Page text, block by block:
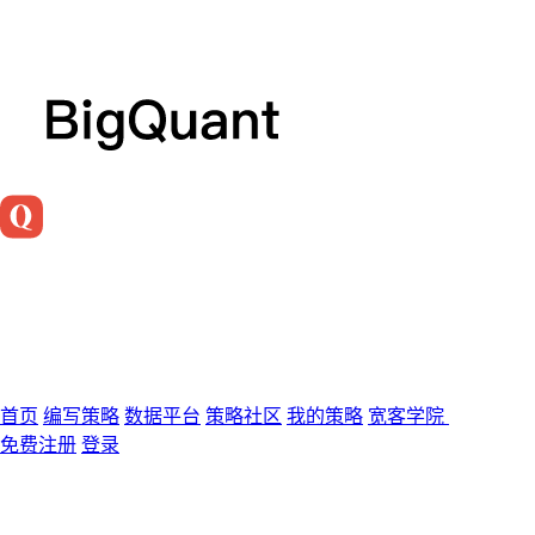
首页 编写策略 数据平台 策略社区 我的策略 宽客学院
免费注册 登录